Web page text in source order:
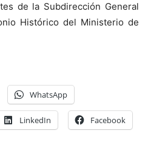
de la Subdirección General
Histórico del Ministerio de
WhatsApp
LinkedIn Facebook